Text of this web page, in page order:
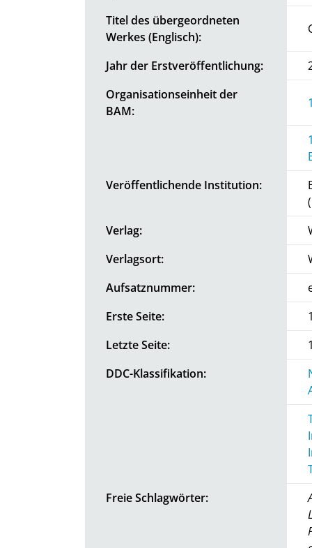
Titel des übergeordneten
Werkes (Englisch):
Jahr der Erstveröffentlichung:
Organisationseinheit der
BAM:
Veröffentlichende Institution:
Verlag:
Verlagsort:
Aufsatznummer:
Erste Seite:
Letzte Seite:
DDC-Klassifikation:
Freie Schlagwörter: